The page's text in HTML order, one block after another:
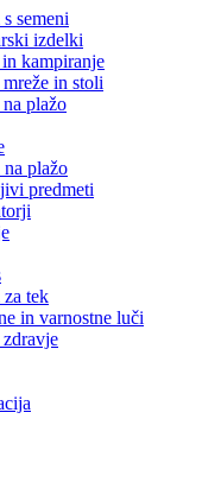
semeni
izdelki
kampiranje
in stoli
plažo
plažo
predmeti
tek
in varnostne luči